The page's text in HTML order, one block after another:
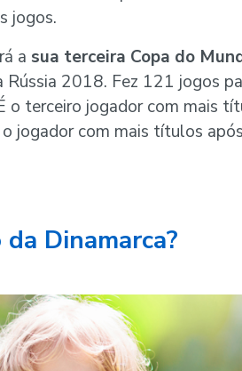
jogos.
a sua terceira Copa do
2018. Fez 121 jogos
o terceiro jogador com mais
jogador com mais títulos
Dinamarca?